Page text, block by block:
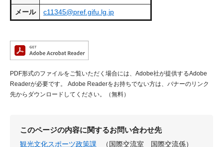
メール c11345@pref.gifu.lg.jp
PDF形式のファイルをご覧いただく場合には、Adobe社が提供するAdobe
Readerが必要です。
Adobe Readerをお持ちでない方は、バナーのリンク
先からダウンロードしてください。（無料）
このページの内容に関するお問い合わせ先
観光文化スポーツ政策課
（国際交流室 国際交流係）